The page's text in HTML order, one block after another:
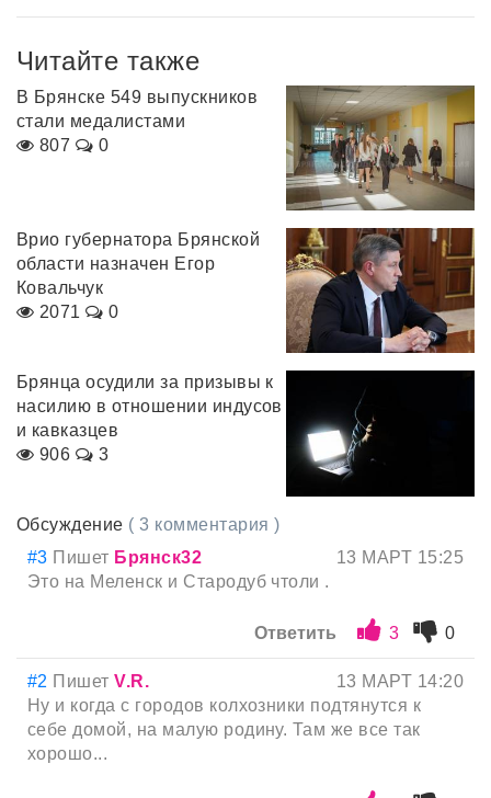
Читайте также
В Брянске 549 выпускников
стали медалистами
807
0
Врио губернатора Брянской
области назначен Егор
Ковальчук
2071
0
Брянца осудили за призывы к
насилию в отношении индусов
и кавказцев
906
3
Обсуждение ( 3 комментария )
#3 Пишет Брянск32
13 МАРТ 15:25
Это на Меленск и Стародуб чтоли .
Ответить 3 0
#2 ПишетV.R.
13 МАРТ 14:20
Ну и когда с городов колхозники подтянутся к
себе домой, на малую родину. Там же все так
хорошо...